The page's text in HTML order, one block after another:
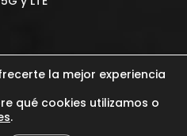
la mejor experiencia
qué cookies utilizamos o
.